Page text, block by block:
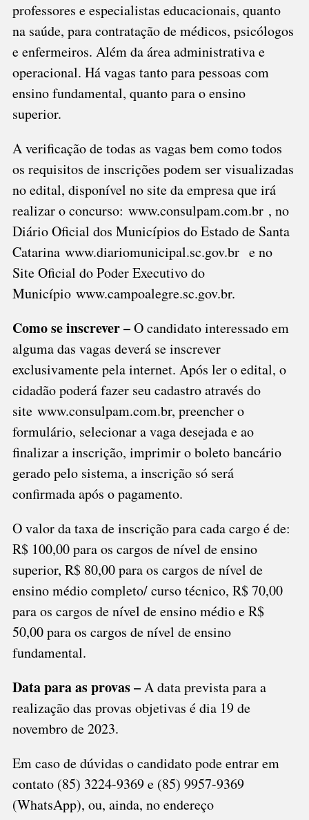
professores e especialistas educacionais, quanto
na saúde, para contratação de médicos, psicólogos
e enfermeiros. Além da área administrativa e
operacional. Há vagas tanto para pessoas com
ensino fundamental, quanto para o ensino
superior.
A verificação de todas as vagas bem como todos
os requisitos de inscrições podem ser visualizadas
no edital, disponível no site da empresa que irá
realizar o concurso: www.consulpam.com.br, no
Diário Oficial dos Municípios do Estado de Santa
Catarina www.diariomunicipal.sc.gov.bre no
Site Oficial do Poder Executivo do
Município www.campoalegre.sc.gov.br.
Como se inscrever –O candidato interessado em
alguma das vagas deverá se inscrever
exclusivamente pela internet. Após ler o edital, o
cidadão poderá fazer seu cadastro através do
site www.consulpam.com.br, preencher o
formulário, selecionar a vaga desejada e ao
finalizar a inscrição, imprimir o boleto bancário
gerado pelo sistema, a inscrição só será
confirmada após o pagamento.
O valor da taxa de inscrição para cada cargo é de:
R$ 100,00 para os cargos de nível de ensino
superior, R$ 80,00 para os cargos de nível de
ensino médio completo/ curso técnico, R$ 70,00
para os cargos de nível de ensino médio e R$
50,00 para os cargos de nível de ensino
fundamental.
Data para as provas –A data prevista para a
realização das provas objetivas é dia 19 de
novembro de 2023.
Em caso de dúvidas o candidato pode entrar em
contato (85) 3224-9369 e (85) 9957-9369
(WhatsApp), ou, ainda, no endereço